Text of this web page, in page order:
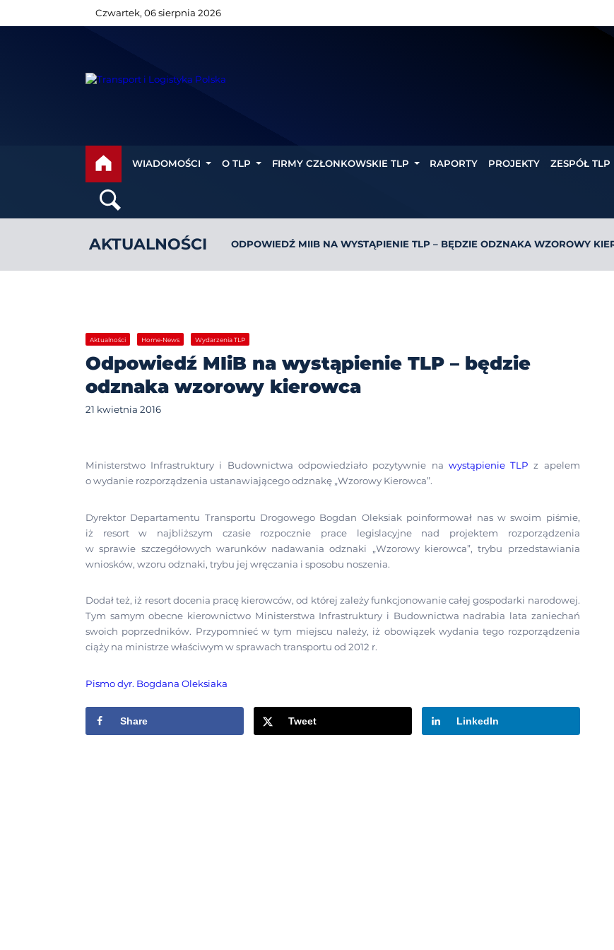
Czwartek, 06 sierpnia 2026
WIADOMOŚCI O TLP FIRMY CZŁONKOWSKIE TLP RAPORTY PROJEKTY ZESPÓŁ TLP
AKTUALNOŚCI ODPOWIEDŹ MIIB NA WYSTĄPIENIE TLP – BĘDZIE ODZNAKA WZOROWY
Aktualności Home-News Wydarzenia TLP
Odpowiedź MIiB na wystąpienie TLP – będzie
odznaka wzorowy kierowca
21 kwietnia 2016
Ministerstwo Infrastruktury i Budownictwa odpowiedziało pozytywnie na wystąpienie TLP z apelem
o wydanie rozporządzenia ustanawiającego odznakę „Wzorowy Kierowca”.
Dyrektor Departamentu Transportu Drogowego Bogdan Oleksiak poinformował nas w swoim piśmie,
iż resort w najbliższym czasie rozpocznie prace legislacyjne nad projektem rozporządzenia
w sprawie szczegółowych warunków nadawania odznaki „Wzorowy kierowca”, trybu przedstawiania
wniosków, wzoru odznaki, trybu jej wręczania i sposobu noszenia.
Dodał też, iż resort docenia pracę kierowców, od której zależy funkcjonowanie całej gospodarki narodowej.
Tym samym obecne kierownictwo Ministerstwa Infrastruktury i Budownictwa nadrabia lata zaniechań
swoich poprzedników. Przypomnieć w tym miejscu należy, iż obowiązek wydania tego rozporządzenia
ciąży na ministrze właściwym w sprawach transportu od 2012 r.
Pismo dyr. Bogdana Oleksiaka
Share Tweet LinkedIn